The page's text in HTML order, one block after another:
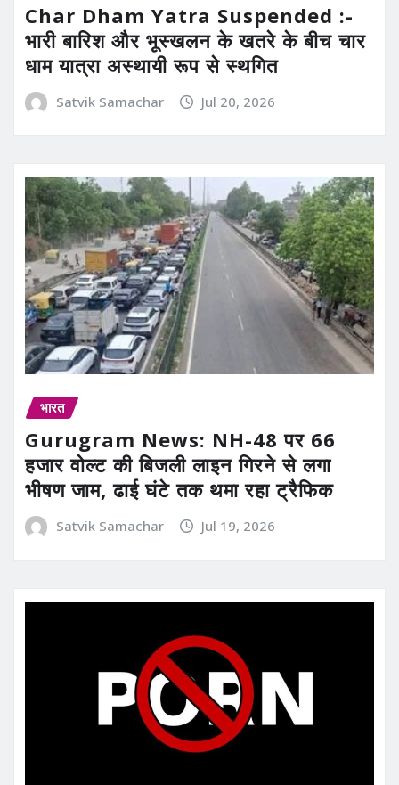
Char Dham Yatra Suspended :-
भारी बारिश और भूस्खलन के खतरे के बीच चार
धाम यात्रा अस्थायी रूप से स्थगित
Satvik Samachar Jul 20, 2026
भारत
Gurugram News: NH-48 पर 66
हजार वोल्ट की बिजली लाइन गिरने से लगा
भीषण जाम, ढाई घंटे तक थमा रहा ट्रैफिक
Satvik Samachar Jul 19, 2026